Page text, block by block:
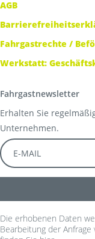
AGB
Fahrgastrechte /
Werkstatt:
Fahrgastnewsletter
Erhalten Sie
Unternehmen.
Die erhobenen Daten
Bearbeitung der